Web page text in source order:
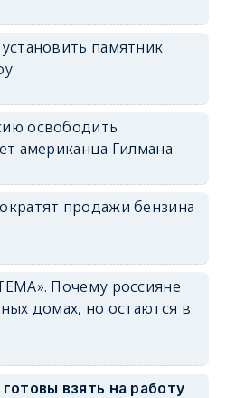
памятник
освободить
американца Гилмана
продажи бензина
Почему россияне
домах, но остаются в
взять на работу